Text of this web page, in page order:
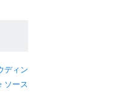
ディン
ソース